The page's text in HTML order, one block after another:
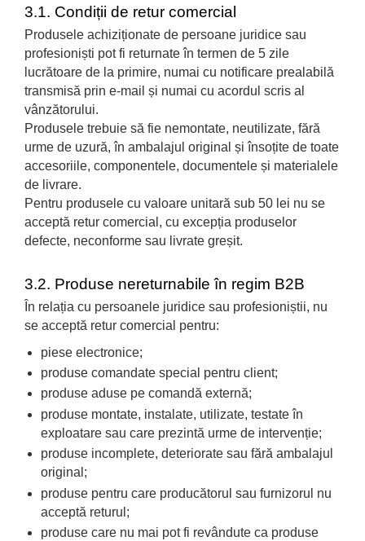
3.1. Condiții de retur comercial
Produsele achiziționate de persoane juridice sau
profesioniști pot fi returnate în termen de 5 zile
lucrătoare de la primire, numai cu notificare prealabilă
transmisă prin e-mail și numai cu acordul scris al
vânzătorului.
Produsele trebuie să fie nemontate, neutilizate, fără
urme de uzură, în ambalajul original și însoțite de toate
accesoriile, componentele, documentele și materialele
de livrare.
Pentru produsele cu valoare unitară sub 50 lei nu se
acceptă retur comercial, cu excepția produselor
defecte, neconforme sau livrate greșit.
3.2. Produse nereturnabile în regim B2B
În relația cu persoanele juridice sau profesioniștii, nu
se acceptă retur comercial pentru:
piese electronice;
produse comandate special pentru client;
produse aduse pe comandă externă;
produse montate, instalate, utilizate, testate în
exploatare sau care prezintă urme de intervenție;
produse incomplete, deteriorate sau fără ambalajul
original;
produse pentru care producătorul sau furnizorul nu
acceptă returul;
produse care nu mai pot fi revândute ca produse